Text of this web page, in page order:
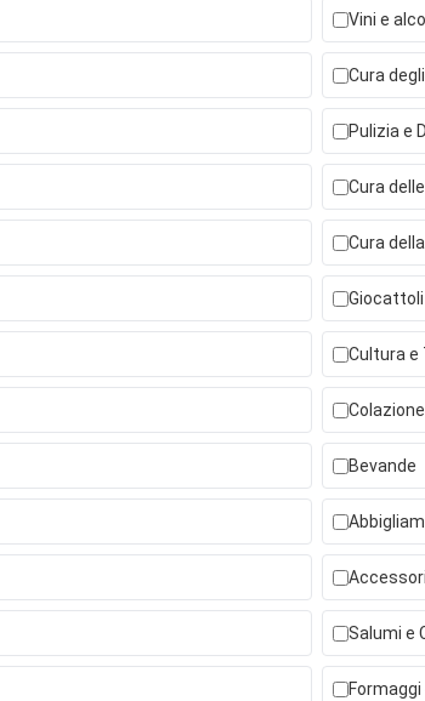
Vini e
Cura
Pulizia e
Cura
Cura
Giocattoli
Cultura e
Bevande
Accessori
Salumi e